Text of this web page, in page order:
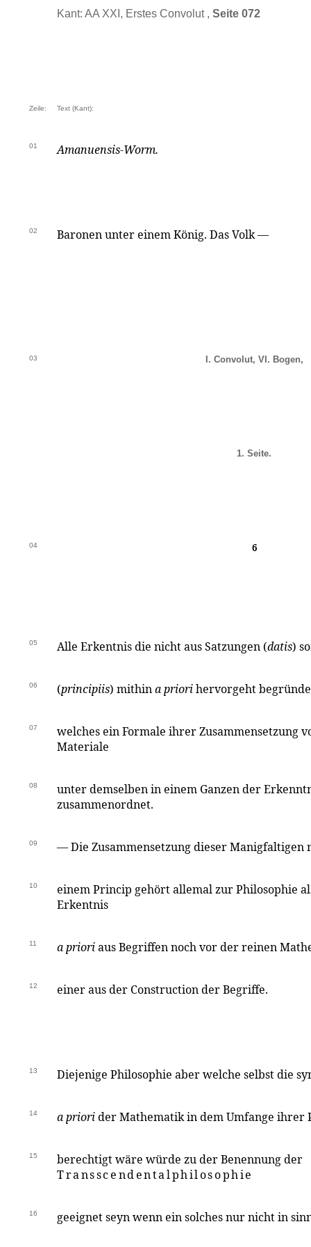
Kant: AA XXI, Erstes Convolut , Seite 072
Zeile: Text (Kant):
01 Amanuensis-Worm.
02 Baronen unter einem König. Das Volk —
03 I. Convolut, VI. Bogen,
1. Seite.
04 6
05 Alle Erkentnis die nicht aus Satzungen (datis)
06 (principiis) mithina priorihervorgeht
07
welches ein Formale ihrer Zusammensetzung
Materiale
08
unter demselben in einem Ganzen der
zusammenordnet.
09 — Die Zusammensetzung dieser Manigfaltigen
10
einem Princip gehört allemal zur Philosophie
Erkentnis
11 a prioriaus Begriffen noch vor der reinen
12 einer aus der Construction der Begriffe.
13 Diejenige Philosophie aber welche selbst die
14 a priorider Mathematik in dem Umfange ihrer
15
berechtigt wäre würde zu der Benennung der
Transscendentalphilosophie
16 geeignet seyn wenn ein solches nur nicht in